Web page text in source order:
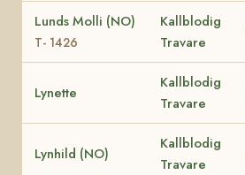
Lunds Molli (NO)
T- 1426
Kallblodig
Travare
Lynette
Kallblodig
Travare
Lynhild (NO)
Kallblodig
Travare